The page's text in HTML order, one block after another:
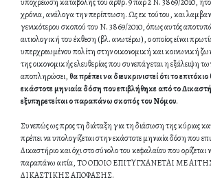
υποχρέωση καταβολής του άρθρ. 9 παρ 2 Ν. 3869/2010,
χρόνια, ανάλογα την περίπτωση. Ως εκ τούτου, και
γενικότερου σκοπού του Ν. 3869/2010, όπως αυτός
αιτιολογική του έκθεση (βλ. ανωτέρω), ο οποίος είναι
υπερχρεωμένου πολίτη στην οικονομική και κοινωνική
της οικονομικής ελευθερίας που συνεπάγεται η εξάλειψη
αποπληρώσει,θα πρέπει να διευκρινιστεί ότι το
εκάστοτε μηνιαία δόση που επιβλήθηκε από το
εξυπηρετείται ο παραπάνω σκοπός του Νόμου.
Συνεπώς ως προς τη διάταξη για τη διάσωση της κύριας
πρέπει να υπολογίζεται στην εκάστοτε μηνιαία δόση που
Δικαστήριο και όχι στο σύνολο του κεφαλαίου που
παραπάνω αιτία, ΤΟ ΟΠΟΙΟ ΕΠΙΤΥΓΧΑΝΕΤΑΙ ΜΕ
ΔΙΚΑΣΤΙΚΗΣ ΑΠΟΦΑΣΗΣ.